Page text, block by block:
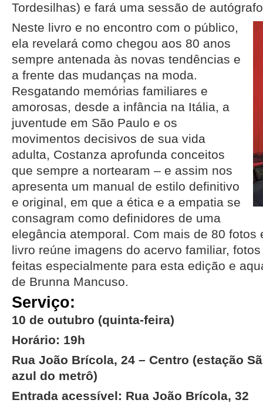
Tordesilhas) e fará uma sessão de
Neste livro e no encontro com o público,
ela revelará como chegou aos 80 anos
sempre antenada às novas tendências e
a frente das mudanças na moda.
Resgatando memórias familiares e
amorosas, desde a infância na Itália, a
juventude em São Paulo e os
movimentos decisivos de sua vida
adulta, Costanza aprofunda conceitos
que sempre a nortearam – e assim nos
apresenta um manual de estilo definitivo
e original, em que a ética e a empatia se
consagram como definidores de uma
elegância atemporal. Com mais de 80 fotos
livro reúne imagens do acervo familiar,
feitas especialmente para esta edição e
de Brunna Mancuso.
Serviço:
10 de outubro (quinta-feira)
Horário: 19h
Rua João Brícola, 24 – Centro (estação
azul do metrô)
Entrada acessível: Rua João Brícola, 32